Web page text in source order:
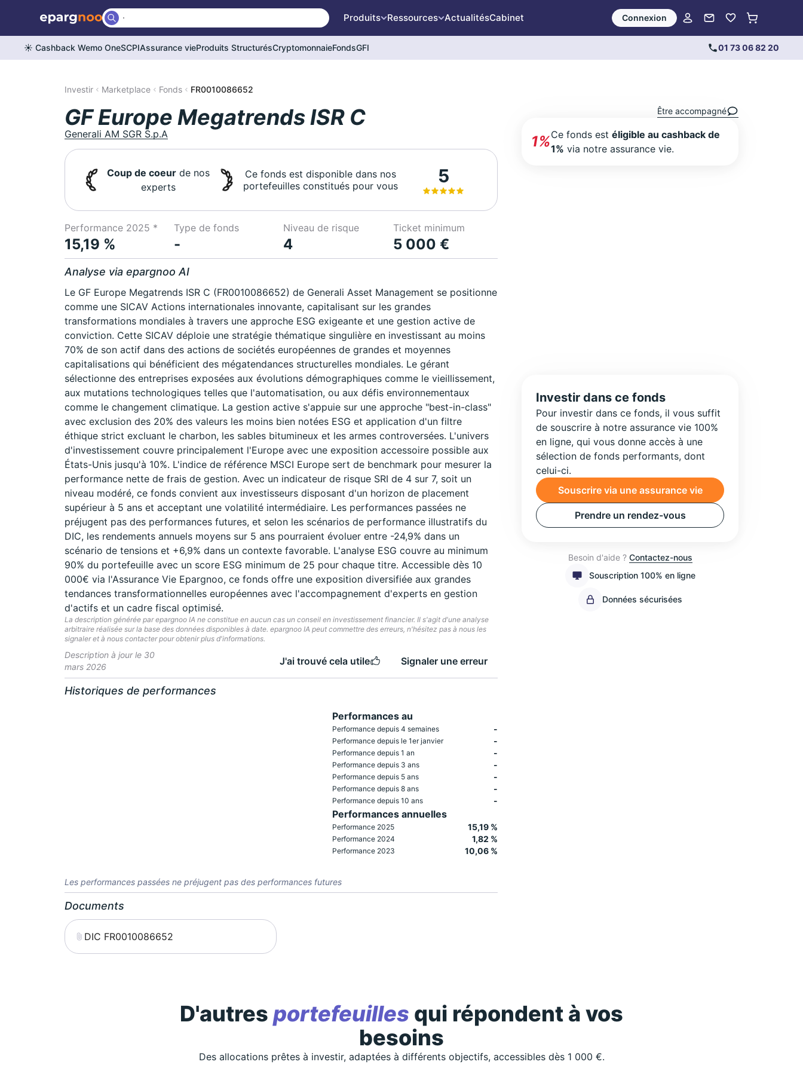
Produits Ressources ActualitésCabinet Connexion
☀️ Cashback Wemo OneSCPIAssurance vieProduits StructurésCryptomonnaieFondsGFI 01 73 06 82 20
Investir Marketplace Fonds FR0010086652
GF Europe Megatrends ISR C
Generali AM SGR S.p.A
Coup de coeurde nos
experts
Ce fonds est disponible dans nos
portefeuilles constitués pour vous
5
Performance 2025 *
15,19 %
Type de fonds
-
Niveau de risque
4
Ticket minimum
5 000 €
Analyse via epargnoo AI
Le GF Europe Megatrends ISR C (FR0010086652) de Generali Asset Management se positionne
comme une SICAV Actions internationales innovante, capitalisant sur les grandes
transformations mondiales à travers une approche ESG exigeante et une gestion active de
conviction. Cette SICAV déploie une stratégie thématique singulière en investissant au moins
70% de son actif dans des actions de sociétés européennes de grandes et moyennes
capitalisations qui bénéficient des mégatendances structurelles mondiales. Le gérant
sélectionne des entreprises exposées aux évolutions démographiques comme le vieillissement,
aux mutations technologiques telles que l'automatisation, ou aux défis environnementaux
comme le changement climatique. La gestion active s'appuie sur une approche "best-in-class"
avec exclusion des 20% des valeurs les moins bien notées ESG et application d'un filtre
éthique strict excluant le charbon, les sables bitumineux et les armes controversées. L'univers
d'investissement couvre principalement l'Europe avec une exposition accessoire possible aux
États-Unis jusqu'à 10%. L'indice de référence MSCI Europe sert de benchmark pour mesurer la
performance nette de frais de gestion. Avec un indicateur de risque SRI de 4 sur 7, soit un
niveau modéré, ce fonds convient aux investisseurs disposant d'un horizon de placement
supérieur à 5 ans et acceptant une volatilité intermédiaire. Les performances passées ne
préjugent pas des performances futures, et selon les scénarios de performance illustratifs du
DIC, les rendements annuels moyens sur 5 ans pourraient évoluer entre -24,9% dans un
scénario de tensions et +6,9% dans un contexte favorable. L'analyse ESG couvre au minimum
90% du portefeuille avec un score ESG minimum de 25 pour chaque titre. Accessible dès 10
000€ via l'Assurance Vie Epargnoo, ce fonds offre une exposition diversifiée aux grandes
tendances transformationnelles européennes avec l'accompagnement d'experts en gestion
d'actifs et un cadre fiscal optimisé.
La description générée par epargnoo IA ne constitue en aucun cas un conseil en investissement financier. Il s'agit d'une analyse
arbitraire réalisée sur la base des données disponibles à date. epargnoo IA peut commettre des erreurs, n'hésitez pas à nous les
signaler et à nous contacter pour obtenir plus d'informations.
Description à jour le 30
mars 2026
J'ai trouvé cela utile Signaler une erreur
Historiques de performances
Performances au
Performance depuis 4 semaines -
Performance depuis le 1er janvier -
Performance depuis 1 an -
Performance depuis 3 ans -
Performance depuis 5 ans -
Performance depuis 8 ans -
Performance depuis 10 ans -
Performances annuelles
Performance 2025 15,19 %
Performance 2024 1,82 %
Performance 2023 10,06 %
Les performances passées ne préjugent pas des performances futures
Documents
DIC FR0010086652
Être accompagné
1%Ce fonds estéligible au cashback de
1% via notre assurance vie.
Investir dans ce fonds
Pour investir dans ce fonds, il vous suffit
de souscrire à notre assurance vie 100%
en ligne, qui vous donne accès à une
sélection de fonds performants, dont
celui-ci.
Souscrire via une assurance vie
Prendre un rendez-vous
Besoin d'aide ? Contactez-nous
Souscription 100% en ligne
Données sécurisées
D'autres portefeuilles qui répondent à vos
besoins
Des allocations prêtes à investir, adaptées à différents objectifs, accessibles dès 1 000 €.